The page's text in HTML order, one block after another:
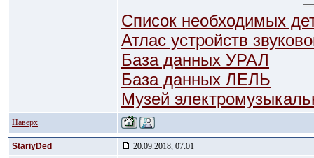
Список необходимых
Атлас устройств
База данных УРАЛ
База данных ЛЕЛЬ
Музей
Наверх
StariyDed 20.09.2018, 07:01